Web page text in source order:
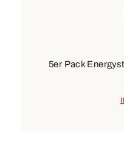
5er Pack